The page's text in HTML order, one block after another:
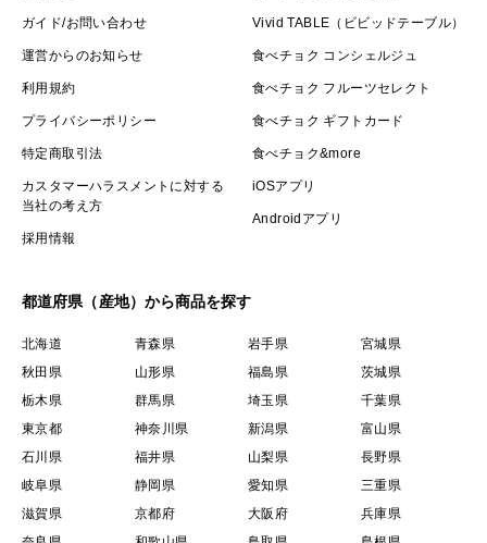
ガイド/お問い合わせ
運営からのお知らせ
利用規約
プライバシーポリシー
特定商取引法
カスタマーハラスメントに対する
当社の考え方
採用情報
Vivid TABLE（ビビッドテーブル）
食べチョク コンシェルジュ
食べチョク フルーツセレクト
食べチョク ギフトカード
食べチョク&more
iOSアプリ
Androidアプリ
都道府県（産地）から商品を探す
北海道 青森県 岩手県
宮城県
秋田県
山形県 福島県
茨城県
栃木県
群馬県 埼玉県
千葉県
東京都
神奈川県 新潟県
富山県
石川県
福井県 山梨県
長野県
岐阜県
静岡県 愛知県
三重県
滋賀県
京都府 大阪府
兵庫県